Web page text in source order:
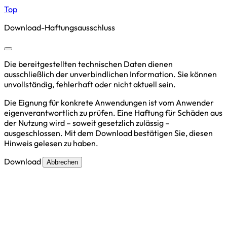
Top
Download-Haftungsausschluss
Die bereitgestellten technischen Daten dienen
ausschließlich der unverbindlichen Information. Sie können
unvollständig, fehlerhaft oder nicht aktuell sein.
Die Eignung für konkrete Anwendungen ist vom Anwender
eigenverantwortlich zu prüfen. Eine Haftung für Schäden aus
der Nutzung wird – soweit gesetzlich zulässig –
ausgeschlossen. Mit dem Download bestätigen Sie, diesen
Hinweis gelesen zu haben.
Download
Abbrechen